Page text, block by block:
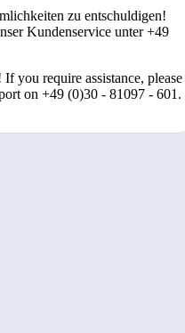
zu entschuldigen!
Kundenservice unter +49
you require assistance, please
on +49 (0)30 - 81097 - 601.